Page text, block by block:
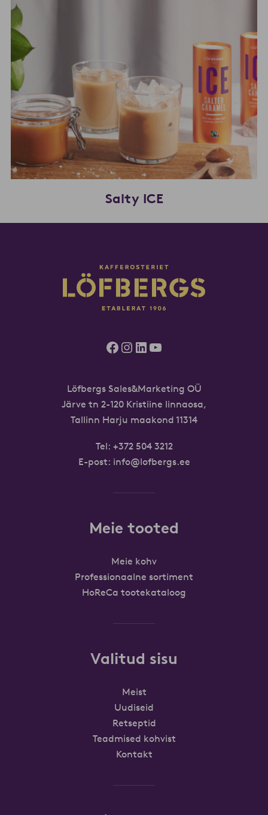
Salty ICE
Facebook
Instagram
LinkedIn
YouTube
Löfbergs Sales&Marketing OÜ
Järve tn 2-120 Kristiine linnaosa,
Tallinn Harju maakond 11314
Tel: +372 504 3212
E-post: info@lofbergs.ee
Meie tooted
Meie kohv
Professionaalne sortiment
HoReCa tootekataloog
Valitud sisu
Meist
Uudiseid
Retseptid
Teadmised kohvist
Kontakt